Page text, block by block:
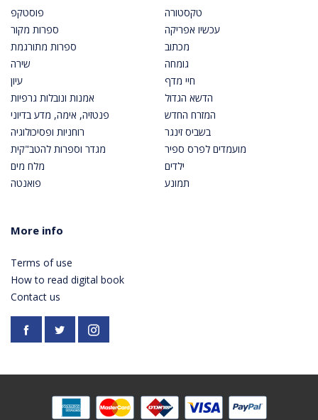
פוסטקפ
ספרות מקור
ספרות מתורגמת
שירה
עיון
אמנות ונובלות גרפיות
פנטזיה, אימה, מדע בדיוני
רוחניות ופסיכולוגיה
מגדר וספרות להטב"קית
מלח מים
פואנטה
טקסטורה
עכשיו אפריקה
מכתוב
גומחה
חיי מדף
הדשא הגדול
המזרח החדש
בשביס זינגר
מועמדים לפרס ספיר
ילדים
תמונע
More info
Terms of use
How to read digital book
Contact us
Facebookhttps://twitter.com/PardesPublish
Instagram